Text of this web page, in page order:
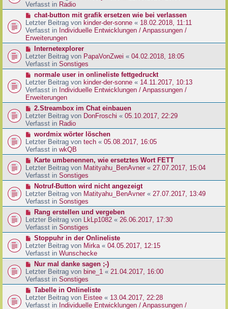
g
i
r
a
g
u
e
r
B
e
i
r
a
g
Verfasst in Radio
N
e
u
e
r
B
e
i
r
a
g
chat-button mit grafik ersetzen wie bei verlassen
Letzter Beitrag von kinder-der-sonne « 18.02.2018, 11:11
Verfasst in Individuelle Entwicklungen / Anpassungen /
Erweiterungen
N
e
u
e
r
B
e
i
r
a
g
Internetexplorer
Letzter Beitrag von PapaVonZwei « 04.02.2018, 18:05
Verfasst in Sonstiges
N
e
u
e
r
B
e
i
r
a
g
normale user in onlineliste fettgedruckt
Letzter Beitrag von kinder-der-sonne « 14.11.2017, 10:13
Verfasst in Individuelle Entwicklungen / Anpassungen /
Erweiterungen
N
e
u
e
r
B
e
t
r
a
g
2.Streambox im Chat einbauen
Letzter Beitrag von DonFroschi « 05.10.2017, 22:29
Verfasst in Radio
N
e
u
e
r
B
e
t
r
a
g
wordmix wörter löschen
Letzter Beitrag von tech « 05.08.2017, 16:05
Verfasst in wkQB
N
e
u
e
r
B
e
t
r
a
g
Karte umbenennen, wie ersetztes Wort FETT
Letzter Beitrag von Matityahu_BenAvner « 27.07.2017, 15:04
Verfasst in Sonstiges
N
e
u
e
r
B
e
t
r
a
g
Notruf-Button wird nicht angezeigt
Letzter Beitrag von Matityahu_BenAvner« 27.07.2017, 13:49
Verfasst in Sonstiges
N
e
u
e
r
B
e
t
r
a
g
Rang erstellen und vergeben
Letzter Beitrag von LkLp1082 « 26.06.2017, 17:30
Verfasst in Sonstiges
N
e
u
e
r
B
e
t
r
Stoppuhr in der Onlineliste
Letzter Beitrag von Mirka« 04.05.2017, 12:15
Verfasst in Wunschecke
N
e
u
e
r
B
Nur mal danke sagen ;-)
Letzter Beitrag von bine_1 « 21.04.2017, 16:00
Verfasst in Sonstiges
N
e
u
Tabelle in Onlineliste
Letzter Beitrag von Eistee « 13.04.2017, 22:28
Verfasst in Individuelle Entwicklungen / Anpassungen /